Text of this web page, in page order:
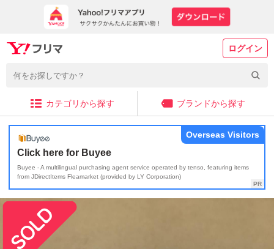
ログイン
カテゴリから探す ブランドから探す
Click here for Buyee
Buyee - A multilingual purchasing agent service operated by tenso, featuring items
from JDirectItems Fleamarket (provided by LY Corporation)
Overseas Visitors